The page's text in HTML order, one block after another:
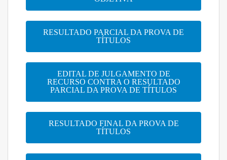
RESULTADO PARCIAL DA PROVA DE
TÍTULOS
EDITAL DE JULGAMENTO DE
RECURSO CONTRA O RESULTADO
PARCIAL DA PROVA DE TÍTULOS
RESULTADO FINAL DA PROVA DE
TÍTULOS